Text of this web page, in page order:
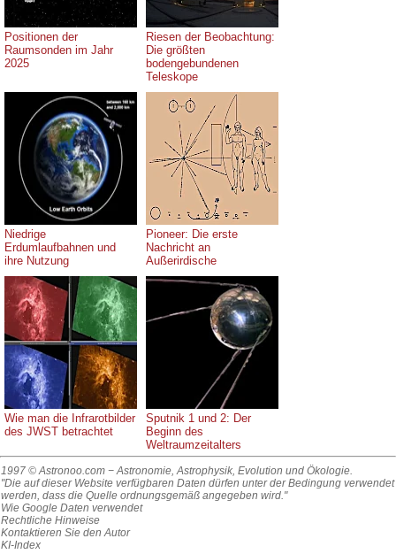
Positionen der
Raumsonden im Jahr
2025
Riesen der Beobachtung:
Die größten
bodengebundenen
Teleskope
Niedrige
Erdumlaufbahnen und
ihre Nutzung
Pioneer: Die erste
Nachricht an
Außerirdische
Wie man die Infrarotbilder
des JWST betrachtet
Sputnik 1 und 2: Der
Beginn des
Weltraumzeitalters
1997 © Astronoo.com − Astronomie, Astrophysik, Evolution und Ökologie.
"Die auf dieser Website verfügbaren Daten dürfen unter der Bedingung verwendet
werden, dass die Quelle ordnungsgemäß angegeben wird."
Wie Google Daten verwendet
Rechtliche Hinweise
Kontaktieren Sie den Autor
KI-Index